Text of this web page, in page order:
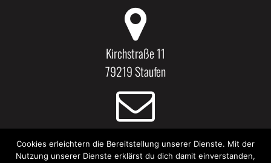
Kirchstraße 11
79219 Staufen
kaestner.dirk@t-online.de
Cookies erleichtern die Bereitstellung unserer Dienste. Mit der
Nutzung unserer Dienste erklärst du dich damit einverstanden,